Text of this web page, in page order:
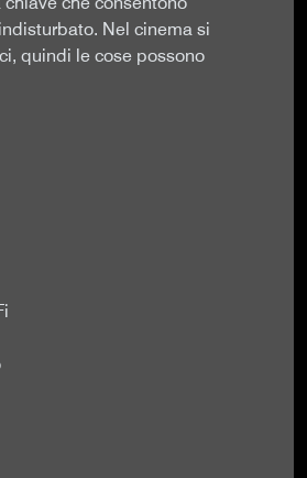
Nel cinema si
quindi le cose possono